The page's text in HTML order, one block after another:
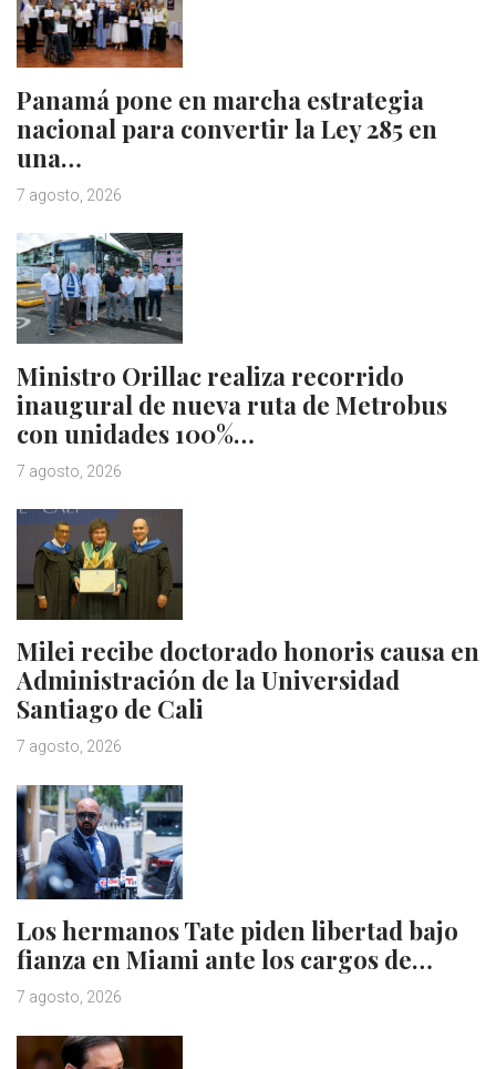
Panamá pone en marcha estrategia
nacional para convertir la Ley 285 en
una…
7 agosto, 2026
Ministro Orillac realiza recorrido
inaugural de nueva ruta de Metrobus
con unidades 100%…
7 agosto, 2026
Milei recibe doctorado honoris causa en
Administración de la Universidad
Santiago de Cali
7 agosto, 2026
Los hermanos Tate piden libertad bajo
fianza en Miami ante los cargos de…
7 agosto, 2026